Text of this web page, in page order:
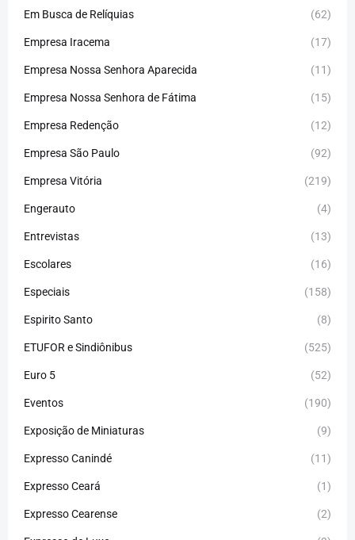
Em Busca de Relíquias (62)
Empresa Iracema (17)
Empresa Nossa Senhora Aparecida (11)
Empresa Nossa Senhora de Fátima (15)
Empresa Redenção (12)
Empresa São Paulo (92)
Empresa Vitória (219)
Engerauto (4)
Entrevistas (13)
Escolares (16)
Especiais (158)
Espirito Santo (8)
ETUFOR e Sindiônibus (525)
Euro 5 (52)
Eventos (190)
Exposição de Miniaturas (9)
Expresso Canindé (11)
Expresso Ceará (1)
Expresso Cearense (2)